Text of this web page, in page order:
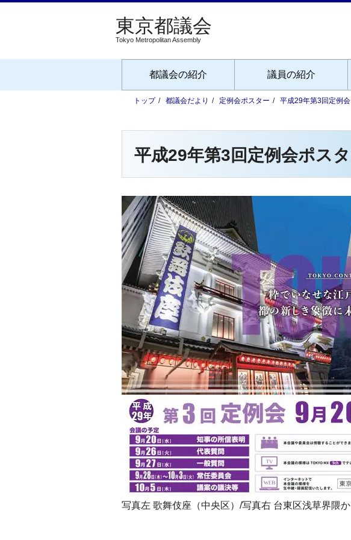
Tokyo Metropolitan Assembly
都議会の紹介 議員の紹介
トップ 都議会だより 定例会ポスター 平成29年第3回定例会
平成29年第3回定例会ポス
写真左 歌舞伎座（中央区）/写真右 台東区浅草界隈